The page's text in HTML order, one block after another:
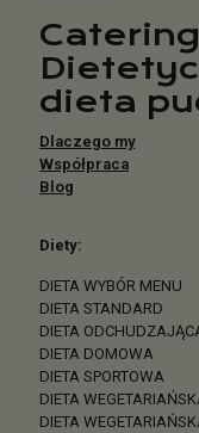
Catering
dieta
Dlaczego my
Współpraca
Blog
Diety:
DIETA WYBÓR MENU
DIETA STANDARD
DIETA
DIETA DOMOWA
DIETA SPORTOWA
DIETA
DIETA